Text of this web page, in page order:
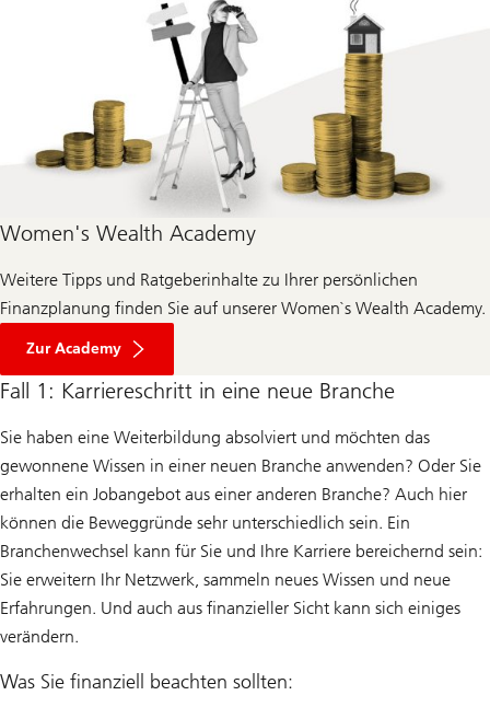
Women's Wealth Academy
Weitere Tipps und Ratgeberinhalte zu Ihrer persönlichen
Finanzplanung finden Sie auf unserer Women`s Wealth Academy.
Zur Academy
Fall 1: Karriereschritt in eine neue Branche
Sie haben eine Weiterbildung absolviert und möchten das
gewonnene Wissen in einer neuen Branche anwenden? Oder Sie
erhalten ein Jobangebot aus einer anderen Branche? Auch hier
können die Beweggründe sehr unterschiedlich sein. Ein
Branchenwechsel kann für Sie und Ihre Karriere bereichernd sein:
Sie erweitern Ihr Netzwerk, sammeln neues Wissen und neue
Erfahrungen. Und auch aus finanzieller Sicht kann sich einiges
verändern.
Was Sie finanziell beachten sollten: